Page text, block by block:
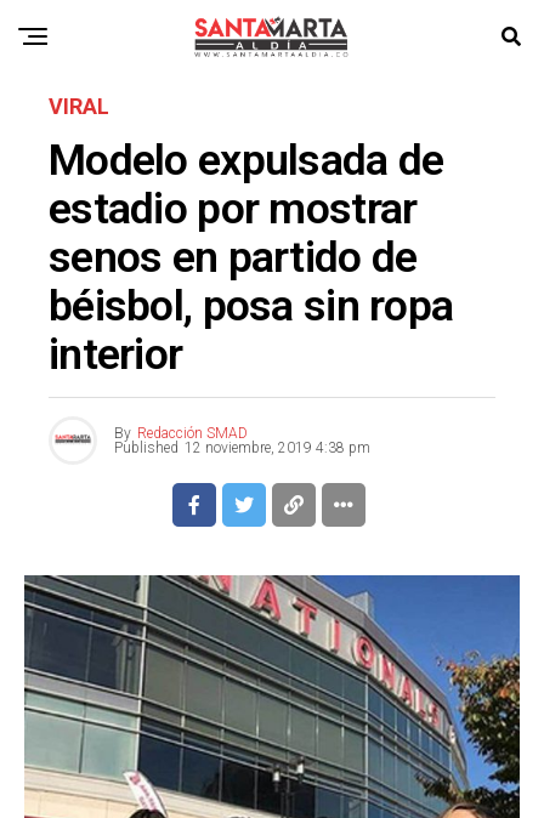
VIRAL
Modelo expulsada de
estadio por mostrar
senos en partido de
béisbol, posa sin ropa
interior
By Redacción SMAD
Published 12 noviembre, 2019 4:38 pm